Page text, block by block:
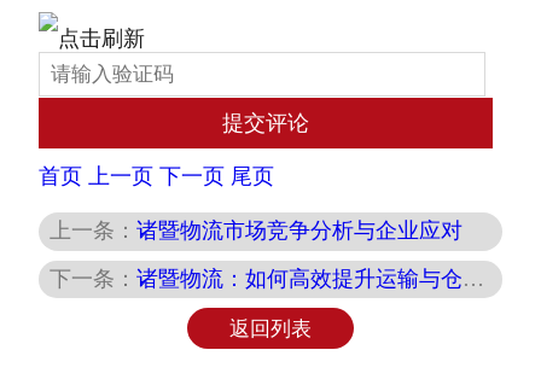
首页 上一页 下一页 尾页
上一条： 诸暨物流市场竞争分析与企业应对
下一条： 诸暨物流：如何高效提升运输与仓储效率？
返回列表